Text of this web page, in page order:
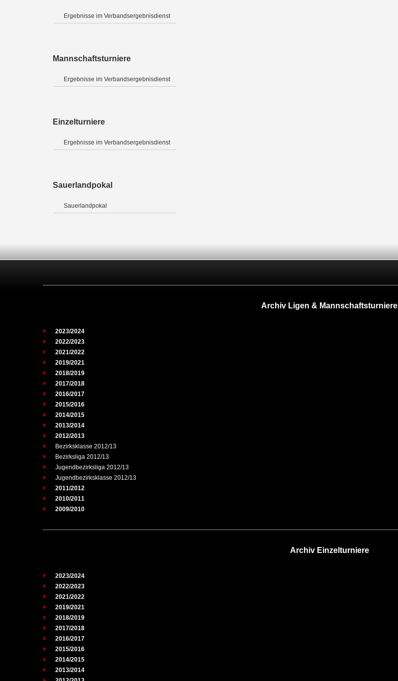
Ergebnisse im Verbandsergebnisdienst
Mannschaftsturniere
Ergebnisse im Verbandsergebnisdienst
Einzelturniere
Ergebnisse im Verbandsergebnisdienst
Sauerlandpokal
Sauerlandpokal
Archiv Ligen & Mannschaftsturniere
2023/2024
2022/2023
2021/2022
2019/2021
2018/2019
2017/2018
2016/2017
2015/2016
2014/2015
2013/2014
2012/2013
Bezirksklasse 2012/13
Bezirksliga 2012/13
Jugendbezirksliga 2012/13
Jugendbezirksklasse 2012/13
2011/2012
2010/2011
2009/2010
Archiv Einzelturniere
2023/2024
2022/2023
2021/2022
2019/2021
2018/2019
2017/2018
2016/2017
2015/2016
2014/2015
2013/2014